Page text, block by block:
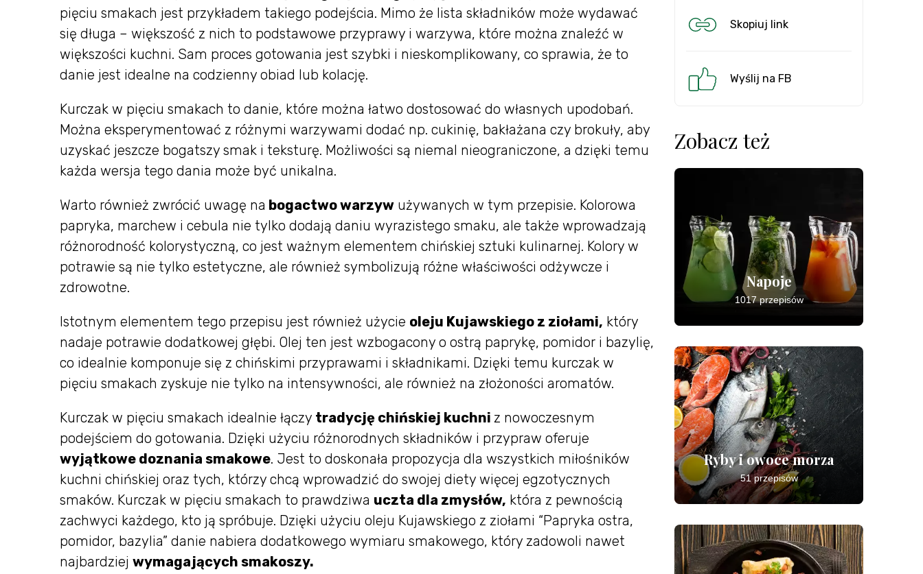
pięciu smakach jest przykładem takiego podejścia. Mimo że lista składników może wydawać
się długa – większość z nich to podstawowe przyprawy i warzywa, które można znaleźć w
większości kuchni. Sam proces gotowania jest szybki i nieskomplikowany, co sprawia, że to
danie jest idealne na codzienny obiad lub kolację.
Kurczak w pięciu smakach to danie, które można łatwo dostosować do własnych upodobań.
Można eksperymentować z różnymi warzywami dodać np. cukinię, bakłażana czy brokuły, aby
uzyskać jeszcze bogatszy smak i teksturę. Możliwości są niemal nieograniczone, a dzięki temu
każda wersja tego dania może być unikalna.
Warto również zwrócić uwagę na bogactwo warzyw używanych w tym przepisie. Kolorowa
papryka, marchew i cebula nie tylko dodają daniu wyrazistego smaku, ale także wprowadzają
różnorodność kolorystyczną, co jest ważnym elementem chińskiej sztuki kulinarnej. Kolory w
potrawie są nie tylko estetyczne, ale również symbolizują różne właściwości odżywcze i
zdrowotne.
Istotnym elementem tego przepisu jest również użycie oleju Kujawskiego z ziołami, który
nadaje potrawie dodatkowej głębi. Olej ten jest wzbogacony o ostrą paprykę, pomidor i bazylię,
co idealnie komponuje się z chińskimi przyprawami i składnikami. Dzięki temu kurczak w
pięciu smakach zyskuje nie tylko na intensywności, ale również na złożoności aromatów.
Kurczak w pięciu smakach idealnie łączy tradycję chińskiej kuchni z nowoczesnym
podejściem do gotowania. Dzięki użyciu różnorodnych składników i przypraw oferuje
wyjątkowe doznania smakowe. Jest to doskonała propozycja dla wszystkich miłośników
kuchni chińskiej oraz tych, którzy chcą wprowadzić do swojej diety więcej egzotycznych
smaków. Kurczak w pięciu smakach to prawdziwa uczta dla zmysłów, która z pewnością
zachwyci każdego, kto ją spróbuje. Dzięki użyciu oleju Kujawskiego z ziołami “Papryka ostra,
pomidor, bazylia” danie nabiera dodatkowego wymiaru smakowego, który zadowoli nawet
najbardziej wymagających smakoszy.
Skopiuj link
Wyślij na FB
Zobacz też
Napoje
1017 przepisów
Ryby i owoce morza
51 przepisów